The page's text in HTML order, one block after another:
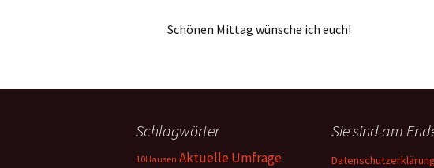
Schönen Mittag wünsche ich euch!
Schlagwörter
10Hausen Aktuelle Umfrage
Sie sind am
Datenschutzerklärung